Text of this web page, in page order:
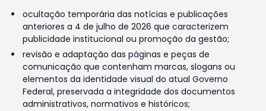
ocultação temporária das notícias e publicações
anteriores a 4 de julho de 2026 que caracterizem
publicidade institucional ou promoção da gestão;
revisão e adaptação das páginas e peças de
comunicação que contenham marcas, slogans ou
elementos da identidade visual do atual Governo
Federal, preservada a integridade dos documentos
administrativos, normativos e históricos;